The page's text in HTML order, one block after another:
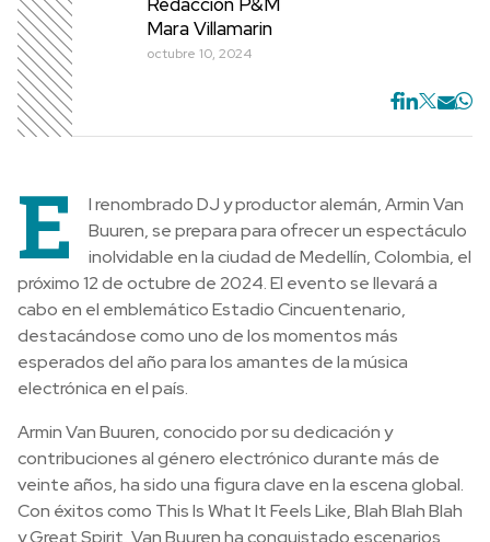
Mara Villamarin
octubre 10, 2024
E
l renombrado DJ y productor alemán, Armin Van
Buuren, se prepara para ofrecer un espectáculo
inolvidable en la ciudad de Medellín, Colombia, el
próximo 12 de octubre de 2024. El evento se llevará a
cabo en el emblemático Estadio Cincuentenario,
destacándose como uno de los momentos más
esperados del año para los amantes de la música
electrónica en el país.
Armin Van Buuren, conocido por su dedicación y
contribuciones al género electrónico durante más de
veinte años, ha sido una figura clave en la escena global.
Con éxitos como This Is What It Feels Like, Blah Blah Blah
y Great Spirit, Van Buuren ha conquistado escenarios